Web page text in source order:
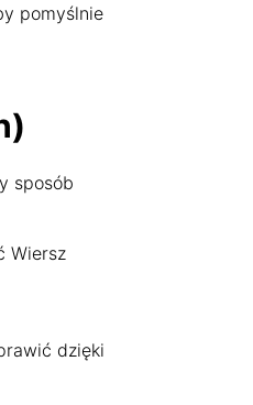
pomyślnie
sposób
Wiersz
dzięki